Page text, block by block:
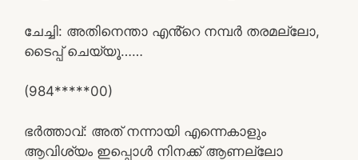
ചേച്ചി: അതിനെന്താ എൻ്റെ നമ്പർ തരമല്ലോ,
ടൈപ്പ് ചെയ്യൂ……
(984*****00)
ഭർത്താവ്: അത് നന്നായി എന്നെകാളും
ആവിശ്യം ഇപ്പൊൾ നിനക്ക് ആണല്ലോ